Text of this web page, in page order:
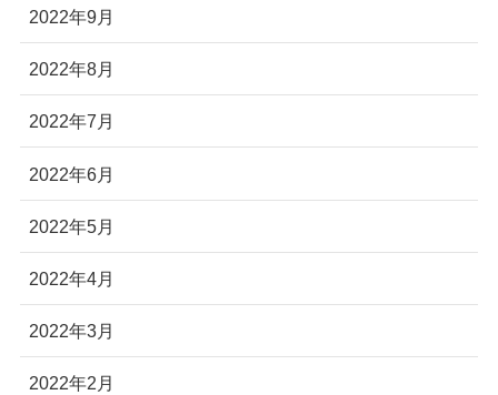
2022年9月
2022年8月
2022年7月
2022年6月
2022年5月
2022年4月
2022年3月
2022年2月